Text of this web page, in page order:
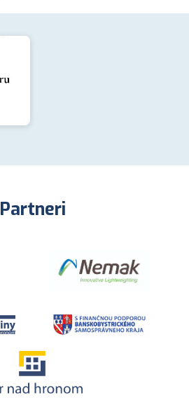
Partneri